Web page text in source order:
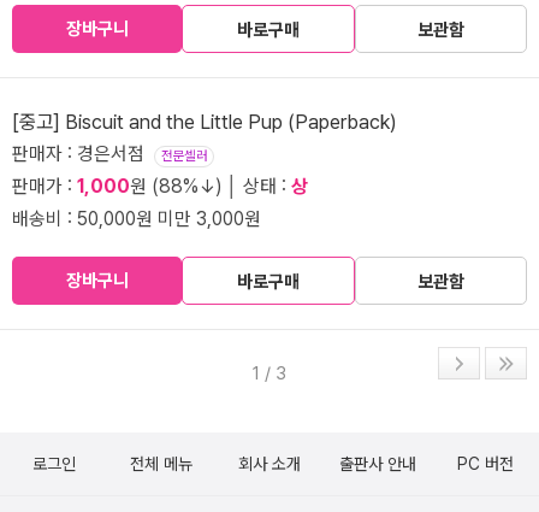
장바구니 바로구매 보관함
[중고] Biscuit and the Little Pup (Paperback)
판매자 : 경은서점 전문셀러
판매가 : 1,000원 (88%↓) │ 상태 : 상
배송비 : 50,000원 미만 3,000원
장바구니 바로구매 보관함
1 / 3
로그인 전체 메뉴 회사 소개 출판사 안내 PC 버전